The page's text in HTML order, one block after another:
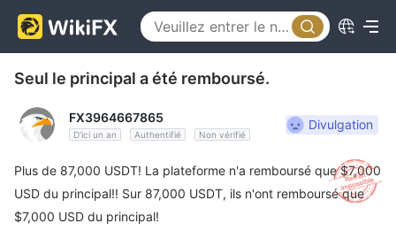
Seul le principal a été remboursé.
FX3964667865
D'ici un an Authentifié Non vérifié
Divulgation
Plus de 87,000 USDT! La plateforme n'a remboursé que $7,000
USD du principal!! Sur 87,000 USDT, ils n'ont remboursé que
$7,000 USD du principal!